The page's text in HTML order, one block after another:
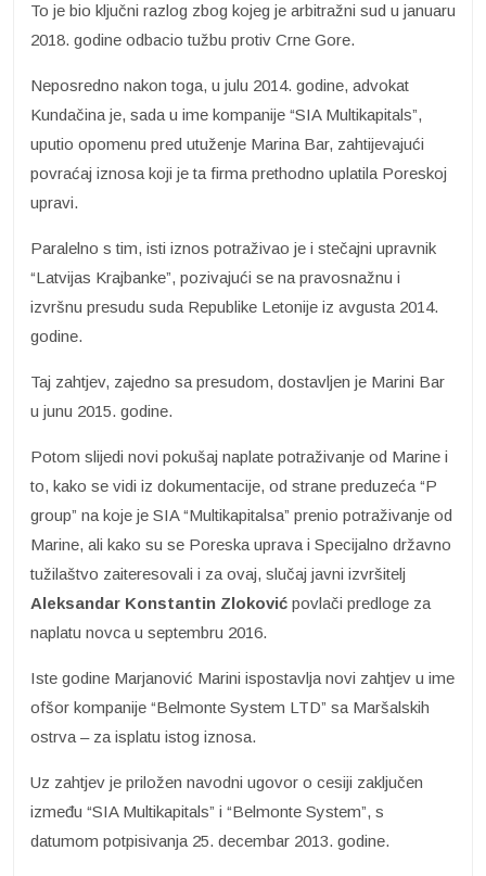
To je bio ključni razlog zbog kojeg je arbitražni sud u januaru
2018. godine odbacio tužbu protiv Crne Gore.
Neposredno nakon toga, u julu 2014. godine, advokat
Kundačina je, sada u ime kompanije “SIA Multikapitals”,
uputio opomenu pred utuženje Marina Bar, zahtijevajući
povraćaj iznosa koji je ta firma prethodno uplatila Poreskoj
upravi.
Paralelno s tim, isti iznos potraživao je i stečajni upravnik
“Latvijas Krajbanke”, pozivajući se na pravosnažnu i
izvršnu presudu suda Republike Letonije iz avgusta 2014.
godine.
Taj zahtjev, zajedno sa presudom, dostavljen je Marini Bar
u junu 2015. godine.
Potom slijedi novi pokušaj naplate potraživanje od Marine i
to, kako se vidi iz dokumentacije, od strane preduzeća “P
group” na koje je SIA “Multikapitalsa” prenio potraživanje od
Marine, ali kako su se Poreska uprava i Specijalno državno
tužilaštvo zaiteresovali i za ovaj, slučaj javni izvršitelj
Aleksandar Konstantin Zloković povlači predloge za
naplatu novca u septembru 2016.
Iste godine Marjanović Marini ispostavlja novi zahtjev u ime
ofšor kompanije “Belmonte System LTD” sa Maršalskih
ostrva – za isplatu istog iznosa.
Uz zahtjev je priložen navodni ugovor o cesiji zaključen
između “SIA Multikapitals” i “Belmonte System”, s
datumom potpisivanja 25. decembar 2013. godine.